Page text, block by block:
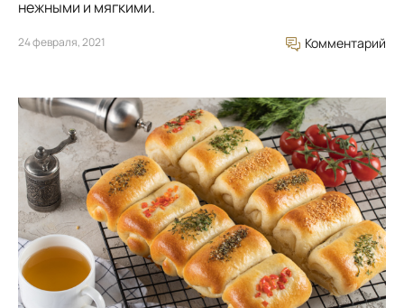
нежными и мягкими.
24 февраля, 2021 Комментарий